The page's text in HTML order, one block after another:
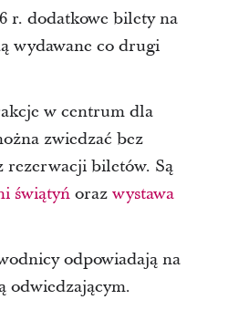
r. dodatkowe bilety na
wydawane co drugi
w centrum dla
zwiedzać bez
rezerwacji biletów. Są
świątyńoraz wystawa
odpowiadają na
odwiedzającym.